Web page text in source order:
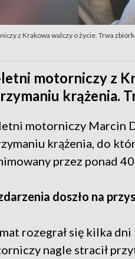
z Krakowa walczy o życie. Trwa
motorniczy z
krążenia.
motorniczy Marcin
krążenia, do
przez ponad
doszło na
rozegrał się kilka
nagle stracił